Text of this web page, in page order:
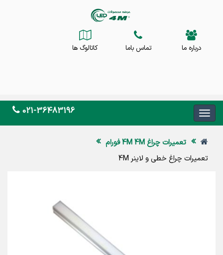
درباره ما تماس باما کاتالوگ ها
021-36483196
تعمیرات چراغ 4M 4M فورام
تعمیرات چراغ خطی و لاینر 4M